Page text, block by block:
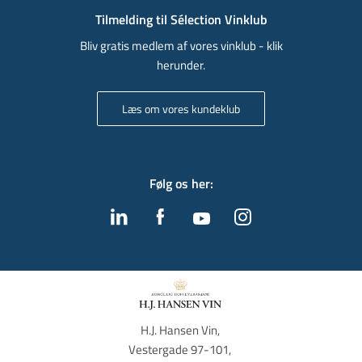
Tilmelding til Sélection Vinklub
Bliv gratis medlem af vores vinklub - klik
herunder.
Læs om vores kundeklub
Følg os her:
H.J. Hansen Vin,
Vestergade 97-101,